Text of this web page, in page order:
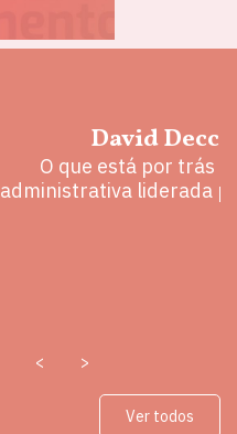
David
O que está por trás
administrativa liderada
< >
Ver todos